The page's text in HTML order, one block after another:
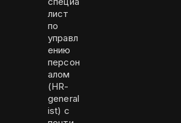
лист
по
управл
ению
персон
алом
(HR-
general
ist) с